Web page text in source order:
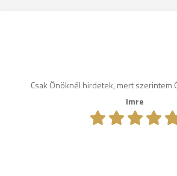
Csak Önöknél hirdetek, mert szerintem
Imre